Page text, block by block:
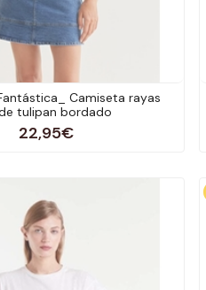
Camiseta rayas
tulipan bordado
22,95€